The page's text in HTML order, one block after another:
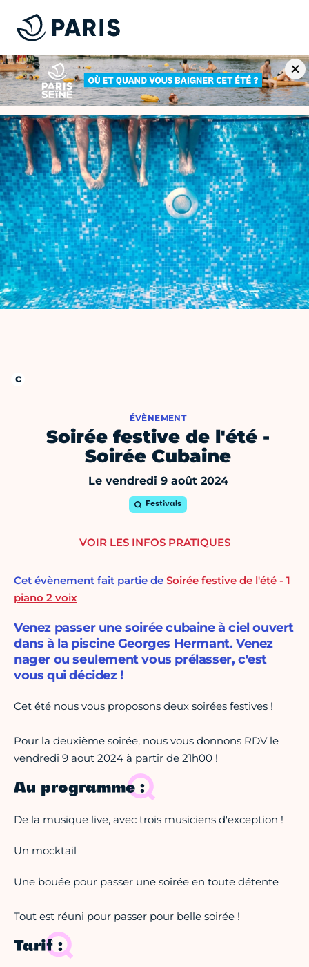
ÉVÈNEMENT
Soirée festive de l'été -
Soirée Cubaine
Le vendredi 9 août 2024
Festivals
Cet évènement fait partie de Soirée festive de l'été - 1
piano 2 voix
Venez passer une soirée cubaine à ciel ouvert
dans à la piscine Georges Hermant. Venez
nager ou seulement vous prélasser, c'est
vous qui décidez !
Cet été nous vous proposons deux soirées festives !
Pour la deuxième soirée, nous vous donnons RDV le
vendredi 9 aout 2024 à partir de 21h00 !
Au programme :
De la musique live, avec trois musiciens d'exception !
Un mocktail
Une bouée pour passer une soirée en toute détente
Tout est réuni pour passer pour belle soirée !
Tarif :
VOIR LES INFOS PRATIQUES